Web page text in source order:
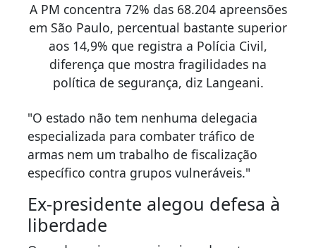
A PM concentra 72% das 68.204 apreensões
em São Paulo, percentual bastante superior
aos 14,9% que registra a Polícia Civil,
diferença que mostra fragilidades na
política de segurança, diz Langeani.
"O estado não tem nenhuma delegacia
especializada para combater tráfico de
armas nem um trabalho de fiscalização
específico contra grupos vulneráveis."
Ex-presidente alegou defesa à
liberdade